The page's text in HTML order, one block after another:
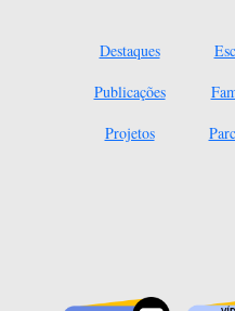
Destaques
Publicações
Projetos